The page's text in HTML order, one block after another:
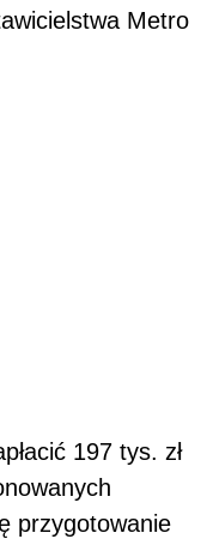
Metro
197 tys. zł
przygotowanie